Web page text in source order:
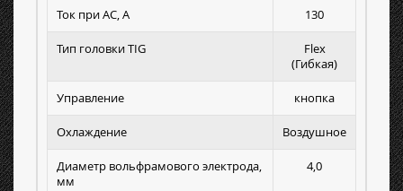
Ток при AC, А 130
Тип головки TIG
Flex
(Гибкая)
Управление кнопка
Охлаждение Воздушное
Диаметр вольфрамового электрода,
мм
4,0